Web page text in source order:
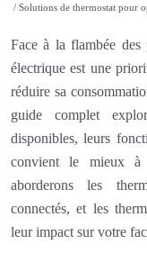
/ Solutions de thermostat pour
Face à la flambée des
électrique est une
réduire sa
guide complet
disponibles, leurs
convient le mieux
aborderons les
connectés, et les
leur impact sur votre